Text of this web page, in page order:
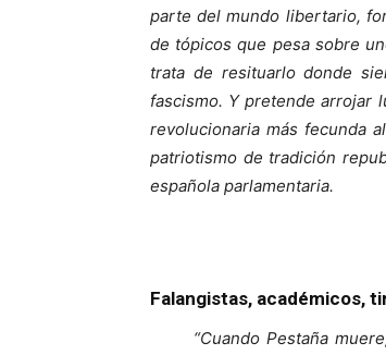
parte del mundo libertario,
de tópicos que pesa sobre
trata de resituarlo donde
fascismo. Y pretende arrojar
revolucionaria más fecunda
patriotismo de tradición
española parlamentaria.
Falangistas, académicos,
“Cuando Pestaña